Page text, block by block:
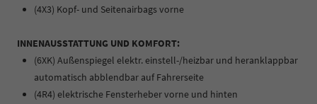
(4X3) Kopf- und Seitenairbags vorne
INNENAUSSTATTUNG UND KOMFORT:
(6XK) Außenspiegel elektr. einstell-/heizbar und heranklappbar
automatisch abblendbar auf Fahrerseite
(4R4) elektrische Fensterheber vorne und hinten